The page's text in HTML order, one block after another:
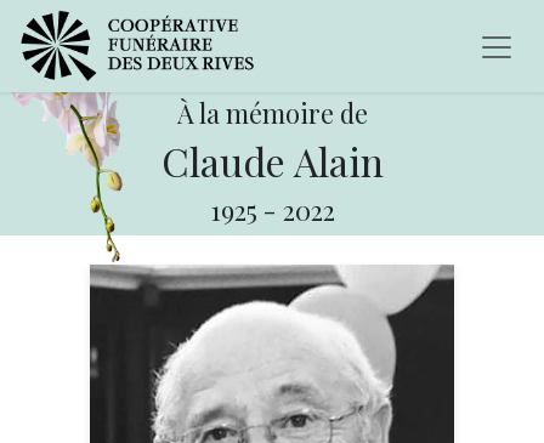
À la mémoire de
Claude Alain
1925 - 2022